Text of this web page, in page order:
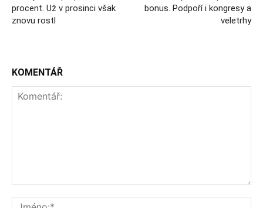
procent. Už v prosinci však
znovu rostl
bonus. Podpoří i kongresy a
veletrhy
KOMENTÁŘ